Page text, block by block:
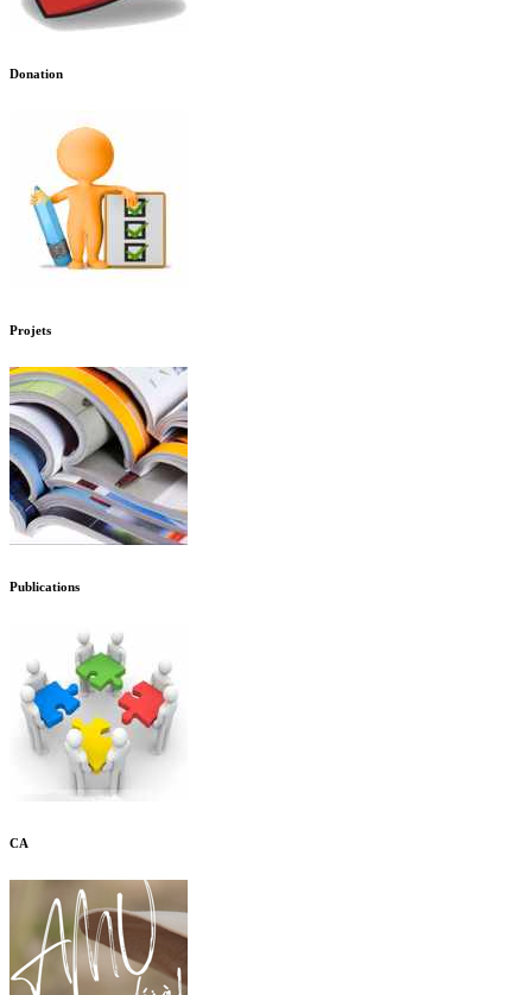
Donation
Projets
Publications
CA